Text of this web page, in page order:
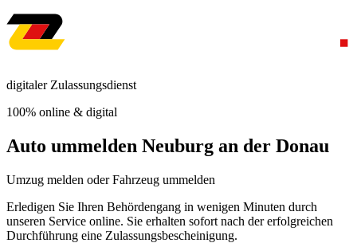
digitaler Zulassungsdienst
100% online & digital
Auto ummelden Neuburg an der Donau
Umzug melden oder Fahrzeug ummelden
Erledigen Sie Ihren Behördengang in wenigen Minuten durch
unseren Service online. Sie erhalten sofort nach der erfolgreichen
Durchführung eine Zulassungsbescheinigung.